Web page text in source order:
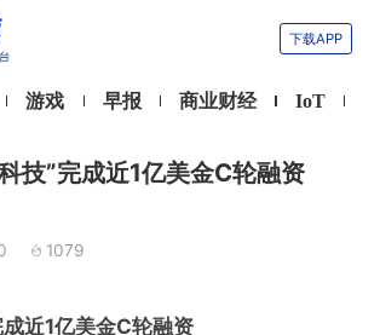
下载APP
游戏 早报 商业财经 IoT
技”完成近1亿美金C轮融资
1079
近1亿美金C轮融资